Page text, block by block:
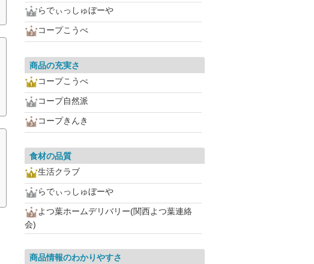
らでぃっしゅぼーや
コープこうべ
商品の充実さ
コープこうべ
コープ自然派
コープきんき
食材の品質
生活クラブ
らでぃっしゅぼーや
よつ葉ホームデリバリー(関西よつ葉連絡
会)
商品情報のわかりやすさ